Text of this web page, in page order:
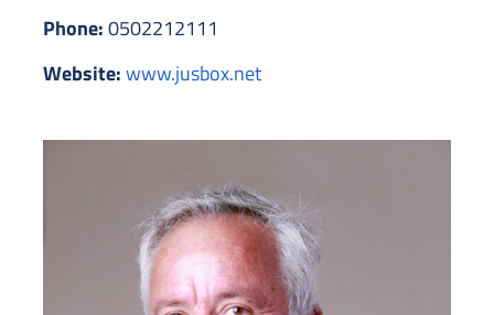
Phone:0502212111
Website:www.jusbox.net